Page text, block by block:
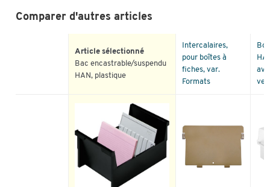
Comparer d'autres articles
Article sélectionné
Bac encastrable/suspendu
HAN, plastique
Intercalaires,
pour boîtes à
fiches, var.
Formats